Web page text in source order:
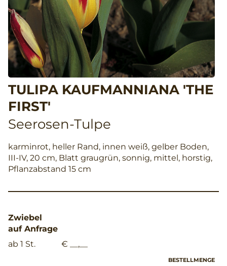
TULIPA KAUFMANNIANA 'THE
FIRST'
Seerosen-Tulpe
karminrot, heller Rand, innen weiß, gelber Boden,
III-IV, 20 cm, Blatt graugrün, sonnig, mittel, horstig,
Pflanzabstand 15 cm
Zwiebel
auf Anfrage
ab 1 St.
€ __,__
BESTELLMENGE